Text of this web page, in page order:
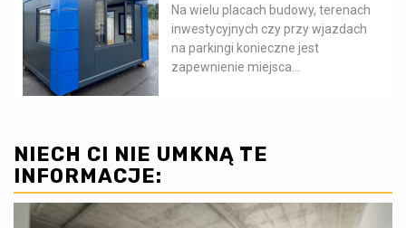
Na wielu placach budowy, terenach
inwestycyjnych czy przy wjazdach
na parkingi konieczne jest
zapewnienie miejsca...
NIECH CI NIE UMKNĄ TE
INFORMACJE: